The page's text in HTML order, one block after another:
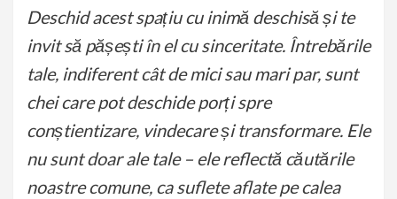
Deschid acest spațiu cu inimă deschisă și te
invit să pășești în el cu sinceritate. Întrebările
tale, indiferent cât de mici sau mari par, sunt
chei care pot deschide porți spre
conștientizare, vindecare și transformare. Ele
nu sunt doar ale tale – ele reflectă căutările
noastre comune, ca suflete aflate pe calea